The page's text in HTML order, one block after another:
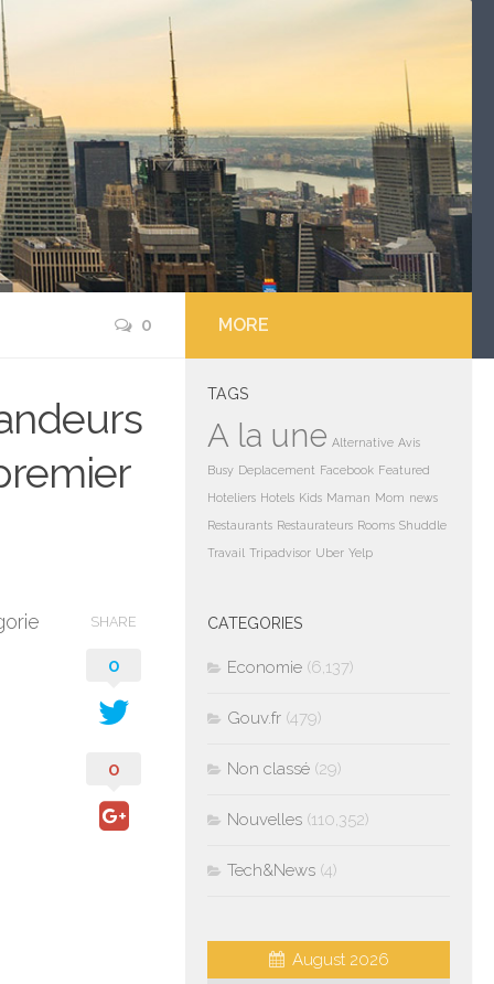
0
SHARE
0
0
MORE
TAGS
A la une Alternative Avis
Busy Deplacement Facebook Featured
Hoteliers Hotels Kids Maman Mom news
Restaurants Restaurateurs Rooms Shuddle
Travail Tripadvisor Uber Yelp
CATEGORIES
Economie (6,137)
Gouv.fr (479)
Non classé (29)
Nouvelles (110,352)
Tech&News (4)
August 2026